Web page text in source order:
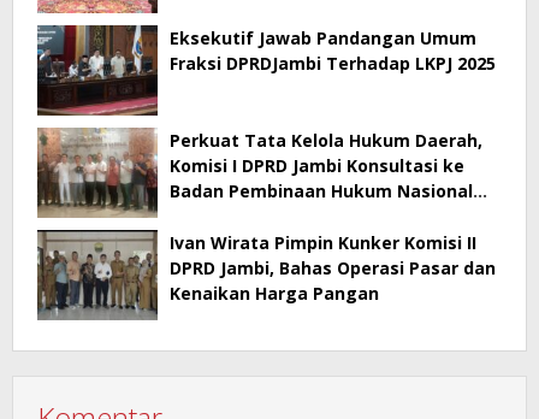
Eksekutif Jawab Pandangan Umum
Fraksi DPRDJambi Terhadap LKPJ 2025
Perkuat Tata Kelola Hukum Daerah,
Komisi I DPRD Jambi Konsultasi ke
Badan Pembinaan Hukum Nasional
Ivan Wirata Pimpin Kunker Komisi II
DPRD Jambi, Bahas Operasi Pasar dan
Kenaikan Harga Pangan